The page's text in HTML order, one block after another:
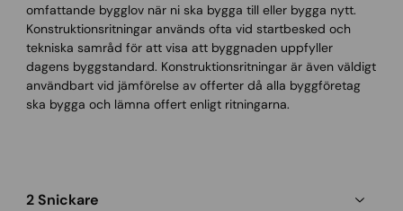
omfattande bygglov när ni ska bygga till eller bygga nytt.
Konstruktionsritningar används ofta vid startbesked och
tekniska samråd för att visa att byggnaden uppfyller
dagens byggstandard. Konstruktionsritningar är även väldigt
användbart vid jämförelse av offerter då alla byggföretag
ska bygga och lämna offert enligt ritningarna.
2 Snickare